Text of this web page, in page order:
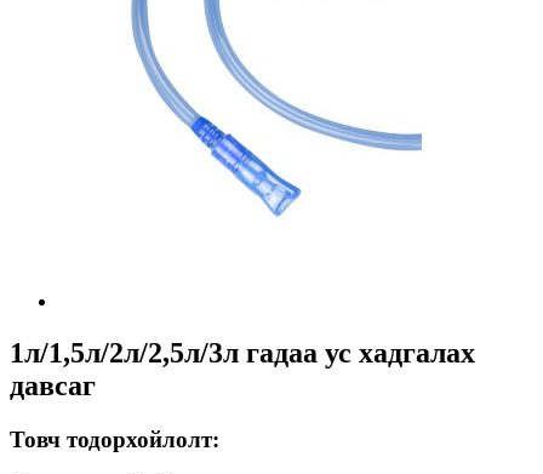
1л/1,5л/2л/2,5л/3л гадаа ус хадгалах
давсаг
Товч тодорхойлолт: